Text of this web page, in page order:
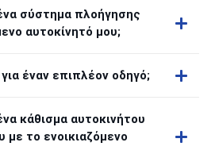
σύστημα πλοήγησης
αυτοκίνητό μου;
έναν επιπλέον οδηγό;
κάθισμα αυτοκινήτου
με το ενοικιαζόμενο